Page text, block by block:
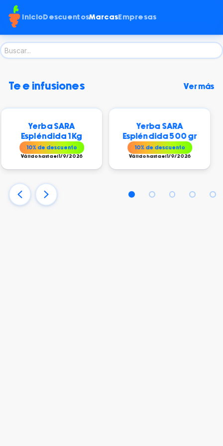
Inicio DescuentosMarcas Empresas
te e infusiones Ver más
Yerba SARA
Espléndida 500 gr
10 % de descuento
Válido hasta el 1/9/2026